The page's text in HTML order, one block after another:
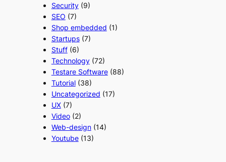
Security(9)
SEO (7)
Shop embedded (1)
Startups(7)
Stuff(6)
Technology(72)
Testare Software(88)
Tutorial(38)
Uncategorized (17)
UX(7)
Video(2)
Web-design(14)
Youtube(13)